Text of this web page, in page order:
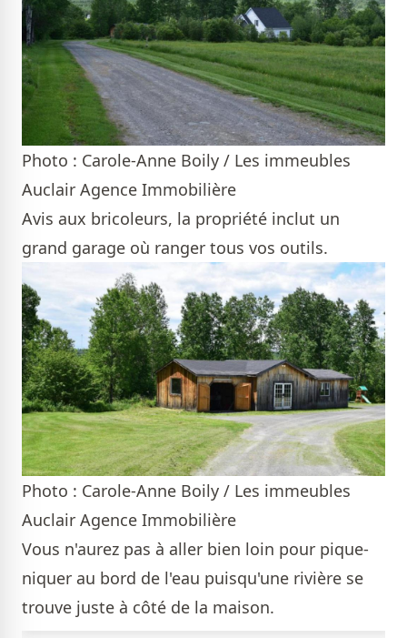
Photo : Carole-Anne Boily / Les immeubles
Auclair Agence Immobilière
Avis aux bricoleurs, la propriété inclut un
grand garage où ranger tous vos outils.
Photo : Carole-Anne Boily / Les immeubles
Auclair Agence Immobilière
Vous n'aurez pas à aller bien loin pour pique-
niquer au bord de l'eau puisqu'une rivière se
trouve juste à côté de la maison.